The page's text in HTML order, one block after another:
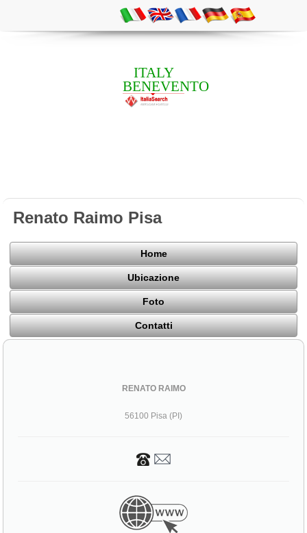
ITALY
BENEVENTO
Renato Raimo Pisa
Home
Ubicazione
Foto
Contatti
RENATO RAIMO
56100 Pisa (PI)